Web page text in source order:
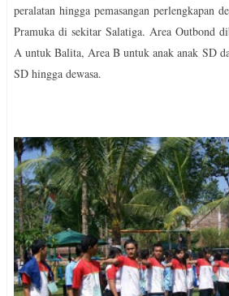
peralatan hingga pemasangan perlengkapan
Pramuka di sekitar Salatiga. Area Outbond
A untuk Balita, Area B untuk anak anak SD
SD hingga dewasa.